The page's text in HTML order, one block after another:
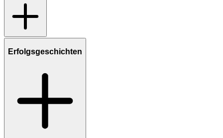
Erfolgsgeschichten